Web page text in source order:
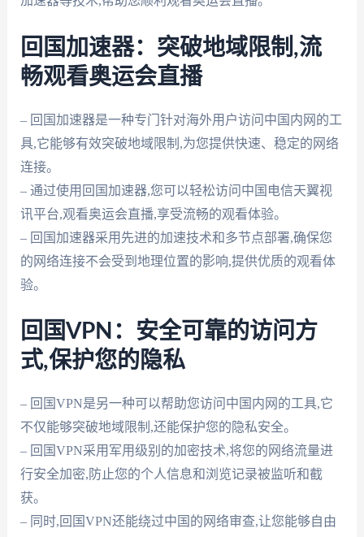
回国加速器：突破地域限制,流
畅观看奥运会直播
– 回国加速器是一种专门针对海外用户访问中国内网的工
具,它能够有效突破地域限制,为您提供快速、稳定的网络
连接。
– 通过使用回国加速器,您可以轻松访问中国电信天翼视
讯平台,观看奥运会直播,享受流畅的观看体验。
– 回国加速器采用先进的加速技术和多节点部署,确保您
的网络连接不会受到地理位置的影响,提供优质的观看体
验。
回国VPN：安全可靠的访问方
式,保护您的隐私
– 回国VPN是另一种可以帮助您访问中国内网的工具,它
不仅能够突破地域限制,还能保护您的隐私安全。
– 回国VPN采用军用级别的加密技术,将您的网络流量进
行安全加密,防止您的个人信息和浏览记录被监听和截
获。
– 同时,回国VPN还能绕过中国的网络审查,让您能够自由